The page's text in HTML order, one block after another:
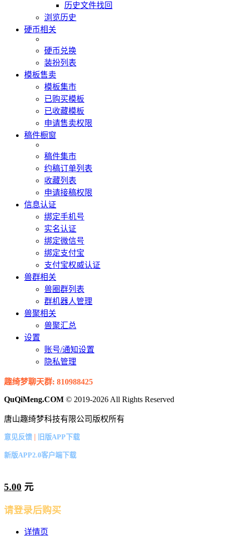
历史文件找回
浏览历史
硬币相关
硬币兑换
装扮列表
模板售卖
模板集市
已购买模板
已收藏模板
申请售卖权限
稿件橱窗
稿件集市
约稿订单列表
收藏列表
申请接稿权限
信息认证
绑定手机号
实名认证
绑定微信号
绑定支付宝
支付宝权威认证
兽群相关
兽圈群列表
群机器人管理
兽聚相关
兽聚汇总
设置
账号/通知设置
隐私管理
趣绮梦聊天群: 810988425
QuQiMeng.COM © 2019-2026 All Rights Reserved
唐山趣绮梦科技有限公司版权所有
意见反馈 | 旧版APP下载
新版APP2.0客户端下载
5.00 元
请登录后购买
详情页